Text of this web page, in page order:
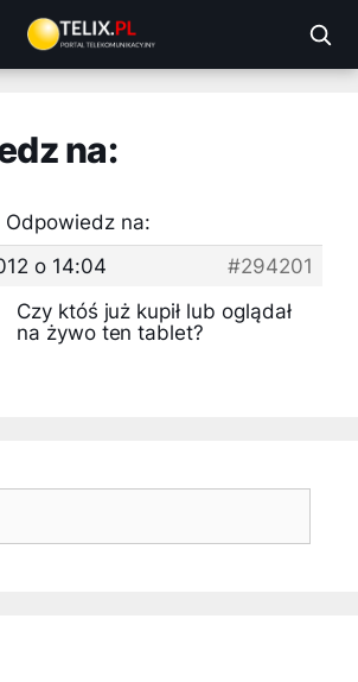
na:
Odpowiedz na:
o 14:04
#294201
Czy któś już kupił lub oglądał
na żywo ten tablet?